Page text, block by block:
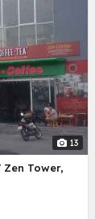
13
Zen Tower,